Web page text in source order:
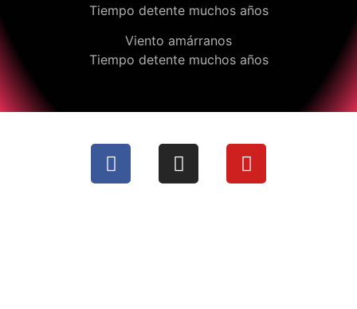
Tiempo detente muchos años
Viento amárranos
Tiempo detente muchos años